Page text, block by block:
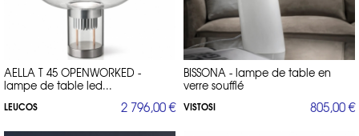
AELLA T 45 OPENWORKED -
lampe de table led...
LEUCOS 2 796,00 €
BISSONA - lampe de table en
verre soufflé
VISTOSI 805,00 €